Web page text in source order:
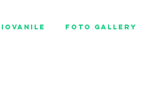
Foto Gallery